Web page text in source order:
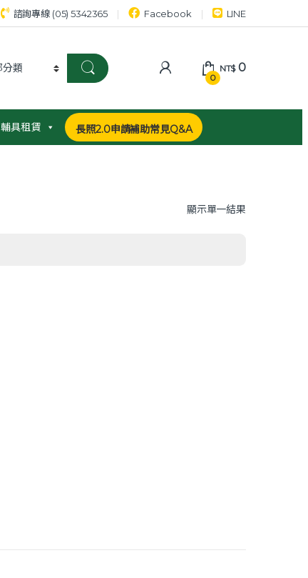
諮詢專線 (05) 5342365 Facebook LINE
0
NT$0
輔具租賃 長照2.0申請補助常見Q&A
顯示單一結果